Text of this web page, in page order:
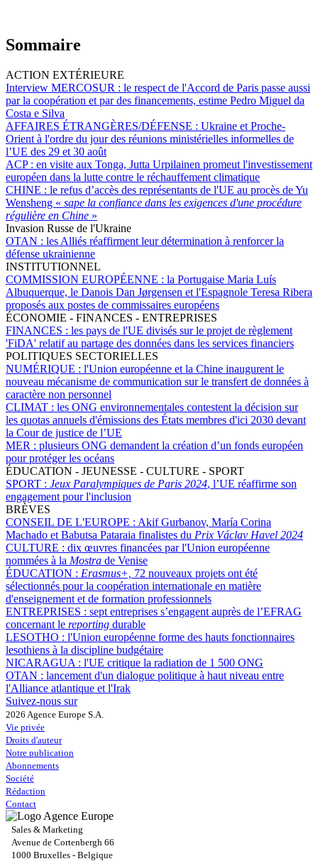
Sommaire
ACTION EXTÉRIEURE
Interview MERCOSUR : le respect de l'Accord de Paris passe aussi
par la coopération et par des financements, estime Pedro Miguel da
Costa e Silva
AFFAIRES ÉTRANGÈRES/DÉFENSE : Ukraine et Proche-
Orient à l'ordre du jour des réunions ministérielles informelles de
l’UE des 29 et 30 août
ACP : en visite aux Tonga, Jutta Urpilainen promeut l'investissement
européen dans la lutte contre le réchauffement climatique
CHINE : le refus d’accès des représentants de l'UE au procès de Yu
Wensheng « sape la confiance dans les exigences d'une procédure
régulière en Chine »
Invasion Russe de l'Ukraine
OTAN : les Alliés réaffirment leur détermination à renforcer la
défense ukrainienne
INSTITUTIONNEL
COMMISSION EUROPÉENNE : la Portugaise Maria Luís
Albuquerque, le Danois Dan Jørgensen et l'Espagnole Teresa Ribera
proposés aux postes de commissaires européens
ÉCONOMIE - FINANCES - ENTREPRISES
FINANCES : les pays de l'UE divisés sur le projet de règlement
'FiDA' relatif au partage des données dans les services financiers
POLITIQUES SECTORIELLES
NUMÉRIQUE : l'Union européenne et la Chine inaugurent le
nouveau mécanisme de communication sur le transfert de données à
caractère non personnel
CLIMAT : les ONG environnementales contestent la décision sur
les quotas annuels d'émissions des États membres d'ici 2030 devant
la Cour de justice de l’UE
MER : plusieurs ONG demandent la création d’un fonds européen
pour protéger les océans
ÉDUCATION - JEUNESSE - CULTURE - SPORT
SPORT : Jeux Paralympiques de Paris 2024, l’UE réaffirme son
engagement pour l'inclusion
BRÈVES
CONSEIL DE L'EUROPE : Akif Gurbanov, María Corina
Machado et Babutsa Pataraia finalistes du Prix Václav Havel 2024
CULTURE : dix œuvres financées par l'Union européenne
nommées à la Mostra de Venise
ÉDUCATION : Erasmus+, 72 nouveaux projets ont été
sélectionnés pour la coopération internationale en matière
d'enseignement et de formation professionnels
ENTREPRISES : sept entreprises s’engagent auprès de l’EFRAG
concernant le reporting durable
LESOTHO : l'Union européenne forme des hauts fonctionnaires
lesothiens à la discipline budgétaire
NICARAGUA : l'UE critique la radiation de 1 500 ONG
OTAN : lancement d'un dialogue politique à haut niveau entre
l'Alliance atlantique et l'Irak
Suivez-nous sur
2026 Agence Europe S.A.
Vie privée
Droits d'auteur
Notre publication
Abonnements
Société
Rédaction
Contact
Sales & Marketing
Avenue de Cortenbergh 66
1000 Bruxelles - Belgique